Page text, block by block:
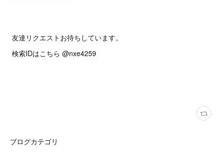
友達リクエストお待ちしています。
検索IDはこちら @nxe4259
ブログカテゴリ